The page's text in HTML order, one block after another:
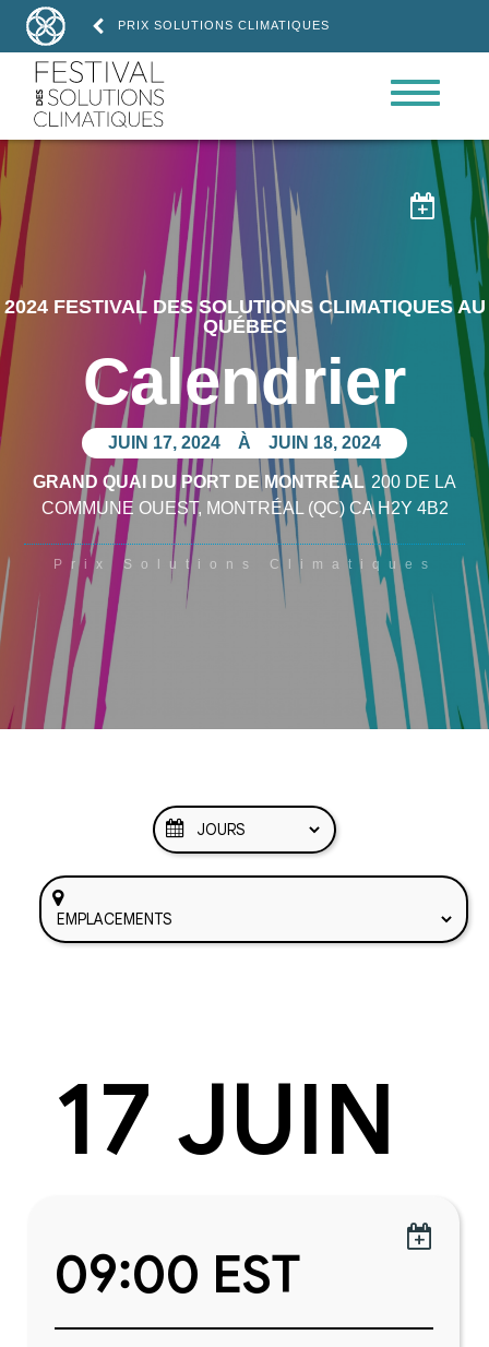
PRIX SOLUTIONS CLIMATIQUES
2024 FESTIVAL DES SOLUTIONS CLIMATIQUES AU
QUÉBEC
Calendrier
JUIN 17, 2024 À JUIN 18, 2024
GRAND QUAI DU PORT DE MONTRÉAL 200 DE LA
COMMUNE OUEST, MONTRÉAL (QC)CA H2Y 4B2
Prix Solutions Climatiques

17 JUIN

09:00 EST